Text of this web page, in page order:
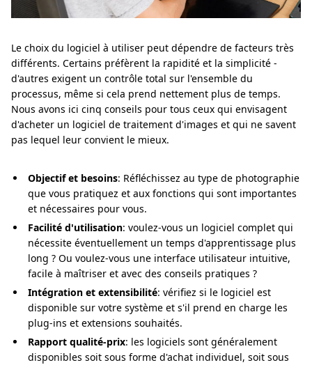
Le choix du logiciel à utiliser peut dépendre de facteurs très
différents. Certains préfèrent la rapidité et la simplicité -
d'autres exigent un contrôle total sur l'ensemble du
processus, même si cela prend nettement plus de temps.
Nous avons ici cinq conseils pour tous ceux qui envisagent
d'acheter un logiciel de traitement d'images et qui ne savent
pas lequel leur convient le mieux.
Objectif et besoins: Réfléchissez au type de photographie
que vous pratiquez et aux fonctions qui sont importantes
et nécessaires pour vous.
Facilité d'utilisation: voulez-vous un logiciel complet qui
nécessite éventuellement un temps d'apprentissage plus
long ? Ou voulez-vous une interface utilisateur intuitive,
facile à maîtriser et avec des conseils pratiques ?
Intégration et extensibilité: vérifiez si le logiciel est
disponible sur votre système et s'il prend en charge les
plug-ins et extensions souhaités.
Rapport qualité-prix: les logiciels sont généralement
disponibles soit sous forme d'achat individuel, soit sous